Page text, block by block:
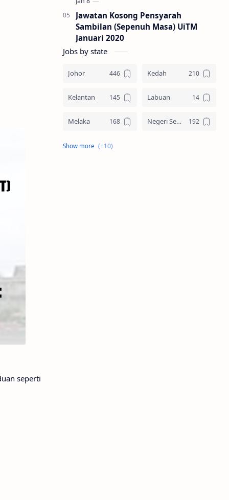
seperti
Jawatan Kosong Pensyarah
Sambilan (Sepenuh Masa) UiTM
Januari 2020
Jobs by state
Johor Kedah
Kelantan Labuan
Melaka Negeri Sembilan
Pahang